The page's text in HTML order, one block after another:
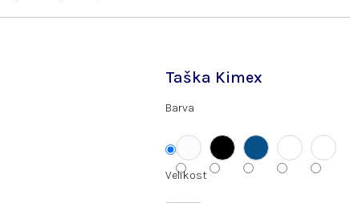
Taška Kimex
Barva
Velikost